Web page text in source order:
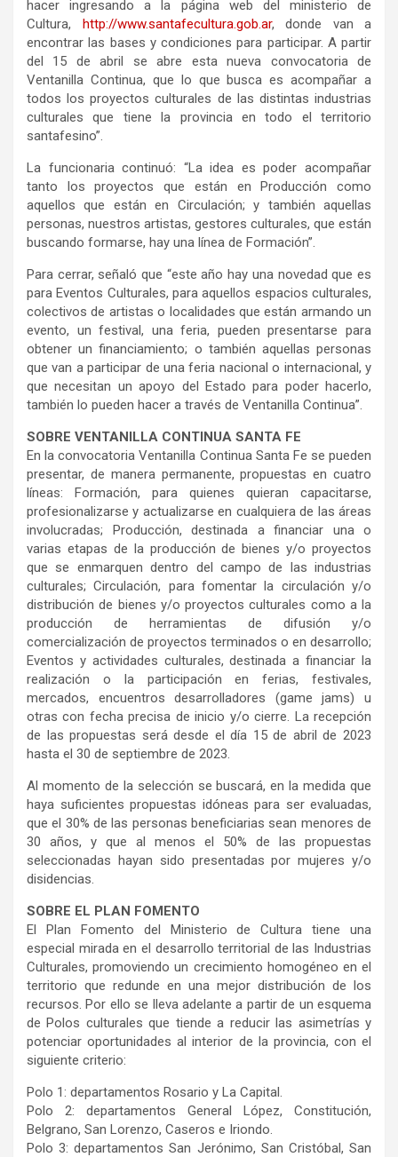
hacer ingresando a la página web del ministerio de
Cultura, http://www.santafecultura.gob.ar, donde van a
encontrar las bases y condiciones para participar. A partir
del 15 de abril se abre esta nueva convocatoria de
Ventanilla Continua, que lo que busca es acompañar a
todos los proyectos culturales de las distintas industrias
culturales que tiene la provincia en todo el territorio
santafesino”.
La funcionaria continuó: “La idea es poder acompañar
tanto los proyectos que están en Producción como
aquellos que están en Circulación; y también aquellas
personas, nuestros artistas, gestores culturales, que están
buscando formarse, hay una línea de Formación”.
Para cerrar, señaló que “este año hay una novedad que es
para Eventos Culturales, para aquellos espacios culturales,
colectivos de artistas o localidades que están armando un
evento, un festival, una feria, pueden presentarse para
obtener un financiamiento; o también aquellas personas
que van a participar de una feria nacional o internacional, y
que necesitan un apoyo del Estado para poder hacerlo,
también lo pueden hacer a través de Ventanilla Continua”.
SOBRE VENTANILLA CONTINUA SANTA FE
En la convocatoria Ventanilla Continua Santa Fe se pueden
presentar, de manera permanente, propuestas en cuatro
líneas: Formación, para quienes quieran capacitarse,
profesionalizarse y actualizarse en cualquiera de las áreas
involucradas; Producción, destinada a financiar una o
varias etapas de la producción de bienes y/o proyectos
que se enmarquen dentro del campo de las industrias
culturales; Circulación, para fomentar la circulación y/o
distribución de bienes y/o proyectos culturales como a la
producción de herramientas de difusión y/o
comercialización de proyectos terminados o en desarrollo;
Eventos y actividades culturales, destinada a financiar la
realización o la participación en ferias, festivales,
mercados, encuentros desarrolladores (game jams) u
otras con fecha precisa de inicio y/o cierre. La recepción
de las propuestas será desde el día 15 de abril de 2023
hasta el 30 de septiembre de 2023.
Al momento de la selección se buscará, en la medida que
haya suficientes propuestas idóneas para ser evaluadas,
que el 30% de las personas beneficiarias sean menores de
30 años, y que al menos el 50% de las propuestas
seleccionadas hayan sido presentadas por mujeres y/o
disidencias.
SOBRE EL PLAN FOMENTO
El Plan Fomento del Ministerio de Cultura tiene una
especial mirada en el desarrollo territorial de las Industrias
Culturales, promoviendo un crecimiento homogéneo en el
territorio que redunde en una mejor distribución de los
recursos. Por ello se lleva adelante a partir de un esquema
de Polos culturales que tiende a reducir las asimetrías y
potenciar oportunidades al interior de la provincia, con el
siguiente criterio:
Polo 1: departamentos Rosario y La Capital.
Polo 2: departamentos General López, Constitución,
Belgrano, San Lorenzo, Caseros e Iriondo.
Polo 3: departamentos San Jerónimo, San Cristóbal, San